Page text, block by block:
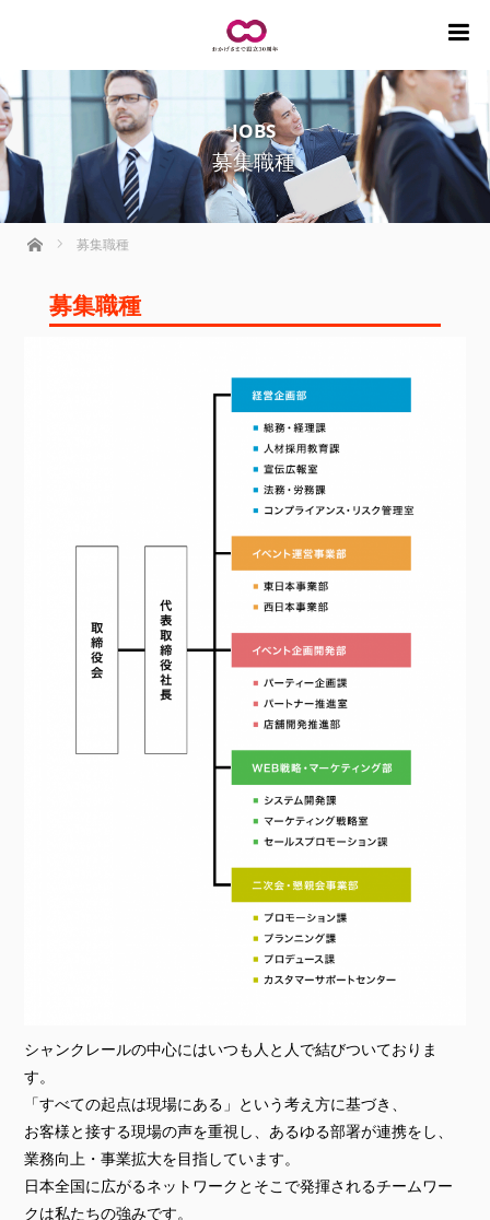
JOBS
募集職種
ホーム 募集職種
募集職種
シャンクレールの中心にはいつも人と人で結びついておりま
す。
「すべての起点は現場にある」という考え方に基づき、
お客様と接する現場の声を重視し、あるゆる部署が連携をし、
業務向上・事業拡大を目指しています。
日本全国に広がるネットワークとそこで発揮されるチームワー
クは私たちの強みです。